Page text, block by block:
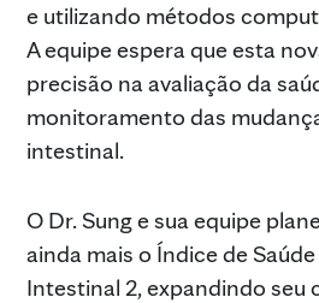
e utilizando métodos
A equipe espera que esta
precisão na avaliação da
monitoramento das
intestinal.
O Dr. Sung e sua equipe
ainda mais o Índice de
Intestinal 2, expandindo seu